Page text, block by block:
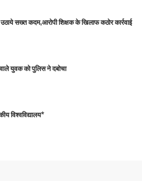
उठाये सख्त कदम,आरोपी शिक्षक के खिलाफ कठोर कार्रवाई
युवक को पुलिस ने दबोचा
विश्वविद्यालय*